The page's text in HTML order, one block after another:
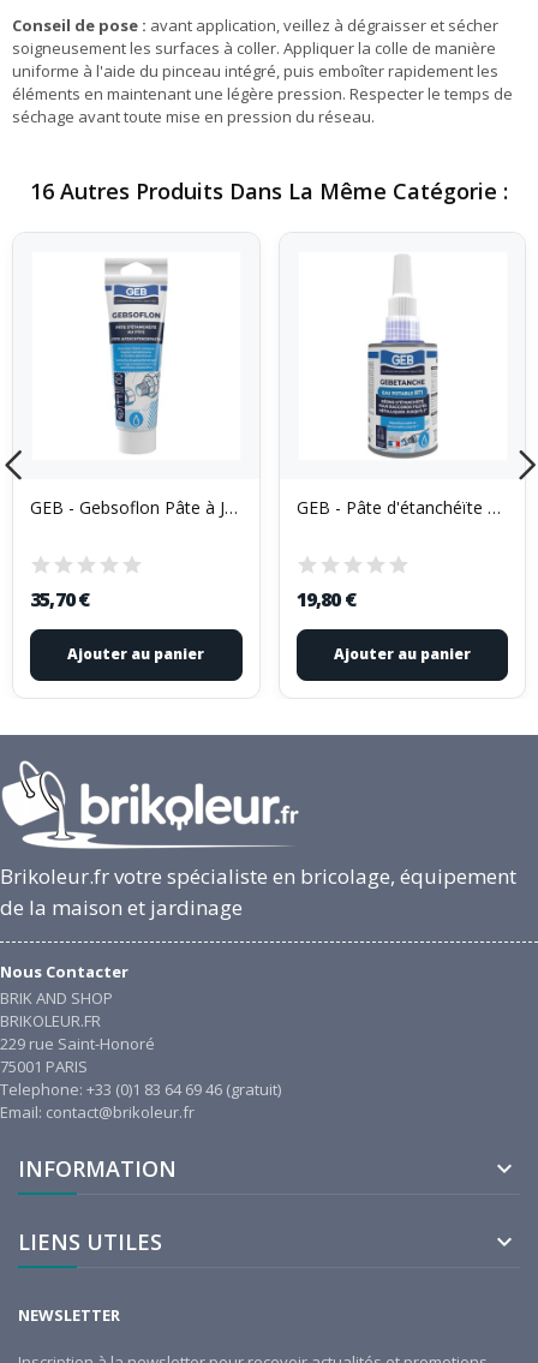
Conseil de pose : avant application, veillez à dégraisser et sécher
soigneusement les surfaces à coller. Appliquer la colle de manière
uniforme à l'aide du pinceau intégré, puis emboîter rapidement les
éléments en maintenant une légère pression. Respecter le temps de
séchage avant toute mise en pression du réseau.
16 Autres Produits Dans La Même Catégorie :
GEB - Gebsoflon Pâte à Joint 125g
35,70 €
Ajouter au panier
GEB - Pâte d'étanchéïte Fileplast eau potable 20ml
19,80 €
Ajouter au panier
Brikoleur.fr votre spécialiste en bricolage, équipement
de la maison et jardinage
Nous Contacter
BRIK AND SHOP
BRIKOLEUR.FR
229 rue Saint-Honoré
75001 PARIS
Telephone: +33 (0)1 83 64 69 46 (gratuit)
Email: contact@brikoleur.fr
INFORMATION 
LIENS UTILES 
NEWSLETTER